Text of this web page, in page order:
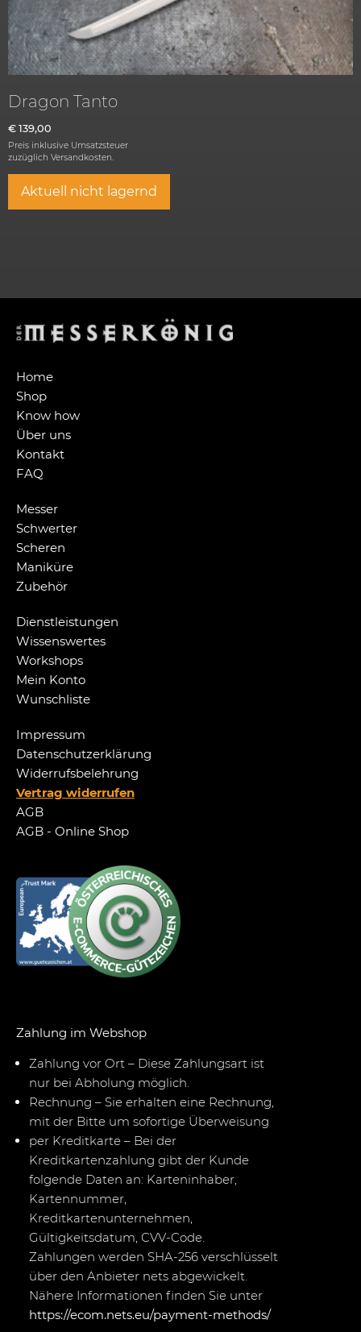
Dragon Tanto
€ 139,00
Preis inklusive Umsatzsteuer
zuzüglich Versandkosten.
Aktuell nicht lagernd
Home
Shop
Know how
Über uns
Kontakt
FAQ
Messer
Schwerter
Scheren
Maniküre
Zubehör
Dienstleistungen
Wissenswertes
Workshops
Mein Konto
Wunschliste
Impressum
Datenschutzerklärung
Widerrufsbelehrung
Vertrag widerrufen
AGB
AGB - Online Shop
Zahlung im Webshop
Zahlung vor Ort – Diese Zahlungsart ist
nur bei Abholung möglich.
Rechnung – Sie erhalten eine Rechnung,
mit der Bitte um sofortige Überweisung
per Kreditkarte – Bei der
Kreditkartenzahlung gibt der Kunde
folgende Daten an: Karteninhaber,
Kartennummer,
Kreditkartenunternehmen,
Gültigkeitsdatum, CVV-Code.
Zahlungen werden SHA-256 verschlüsselt
über den Anbieter nets abgewickelt.
Nähere Informationen finden Sie unter
https://ecom.nets.eu/payment-methods/